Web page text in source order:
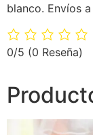
blanco. Envíos
0/5 (0 Reseña)